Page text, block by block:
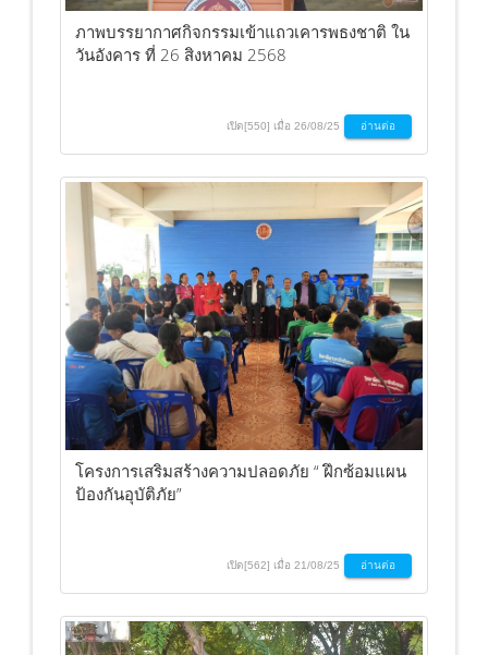
ภาพบรรยากาศกิจกรรมเข้าแถวเคารพธงชาติ ใน
วันอังคาร ที่ 26 สิงหาคม 2568
เปิด[550] เมื่อ 26/08/25 อ่านต่อ
โครงการเสริมสร้างความปลอดภัย “ ฝึกซ้อมแผน
ป้องกันอุบัติภัย”
เปิด[562] เมื่อ 21/08/25 อ่านต่อ